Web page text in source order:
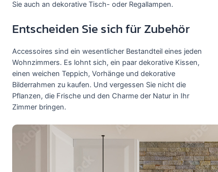
Sie auch an dekorative Tisch- oder Regallampen.
Entscheiden Sie sich für Zubehör
Accessoires sind ein wesentlicher Bestandteil eines jeden
Wohnzimmers. Es lohnt sich, ein paar dekorative Kissen,
einen weichen Teppich, Vorhänge und dekorative
Bilderrahmen zu kaufen. Und vergessen Sie nicht die
Pflanzen, die Frische und den Charme der Natur in Ihr
Zimmer bringen.